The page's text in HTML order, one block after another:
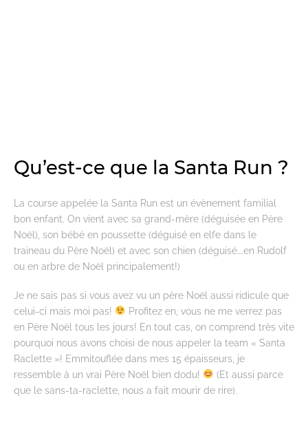
Qu’est-ce que la Santa Run ?
La course appelée la Santa Run est un évènement familial
bon enfant. On vient avec sa grand-mère (déguisée en Père
Noël), son bébé en poussette (déguisé en elfe dans le
traineau du Père Noël) et avec son chien (déguisé….en Rudolf
ou en arbre de Noël principalement!)
Je ne sais pas si vous avez vu un père Noël aussi ridicule que
celui-ci mais moi pas!
Profitez en, vous ne me verrez pas
en Père Noël tous les jours! En tout cas, on comprend très vite
pourquoi nous avons choisi de nous appeler la team « Santa
Raclette »! Emmitouflée dans mes 15 épaisseurs, je
ressemble à un vrai Père Noël bien dodu!
(Et aussi parce
que le sans-ta-raclette, nous a fait mourir de rire).